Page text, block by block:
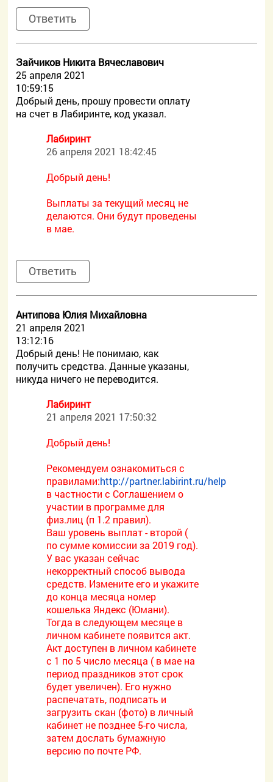
Ответить
Зайчиков Никита Вячеславович
25 апреля 2021
10:59:15
Добрый день, прошу провести оплату
на счет в Лабиринте, код указал.
Лабиринт
26 апреля 2021 18:42:45
Добрый день!
Выплаты за текущий месяц не
делаются. Они будут проведены
в мае.
Ответить
Антипова Юлия Михайловна
21 апреля 2021
13:12:16
Добрый день! Не понимаю, как
получить средства. Данные указаны,
никуда ничего не переводится.
Лабиринт
21 апреля 2021 17:50:32
Добрый день!
Рекомендуем ознакомиться с
правилами:http://partner.labirint.ru/help
в частности с Соглашением о
участии в программе для
физ.лиц (п 1.2 правил).
Ваш уровень выплат - второй (
по сумме комиссии за 2019 год).
У вас указан сейчас
некорректный способ вывода
средств. Измените его и укажите
до конца месяца номер
кошелька Яндекс (Юмани).
Тогда в следующем месяце в
личном кабинете появится акт.
Акт доступен в личном кабинете
с 1 по 5 число месяца ( в мае на
период праздников этот срок
будет увеличен). Его нужно
распечатать, подписать и
загрузить скан (фото) в личный
кабинет не позднее 5-го числа,
затем дослать бумажную
версию по почте РФ.